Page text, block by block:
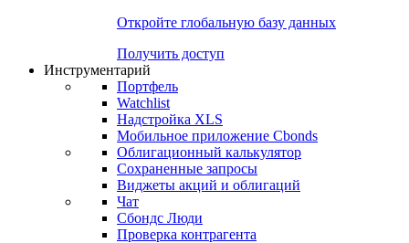
Откройте глобальную базу данных
Получить доступ
Инструментарий
Портфель
Watchlist
Надстройка XLS
Мобильное приложение Cbonds
Облигационный калькулятор
Сохраненные запросы
Виджеты акций и облигаций
Чат
Сбондс Люди
Проверка контрагента